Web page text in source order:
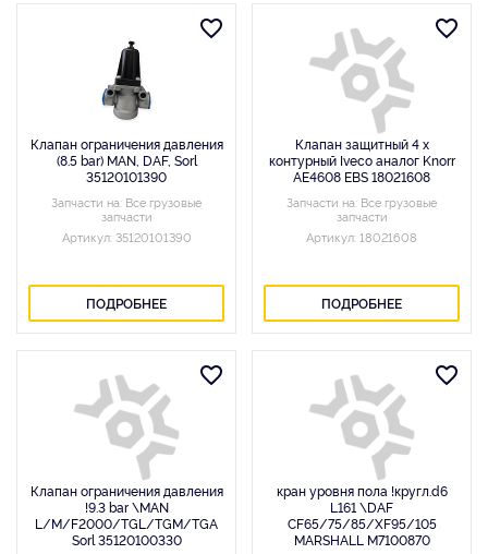
Клапан ограничения давления
(8.5 bar) MAN, DAF, Sorl
35120101390
Запчасти на: Все грузовые
запчасти
Артикул: 35120101390
ПОДРОБНЕЕ
Клапан защитный 4 х
контурный Iveco аналог Knorr
AE4608 EBS 18021608
Запчасти на: Все грузовые
запчасти
Артикул: 18021608
ПОДРОБНЕЕ
Клапан ограничения давления
!9.3 bar \MAN
L/M/F2000/TGL/TGM/TGA
Sorl 35120100330
кран уровня пола !кругл.d6
L161 \DAF
CF65/75/85/XF95/105
MARSHALL M7100870